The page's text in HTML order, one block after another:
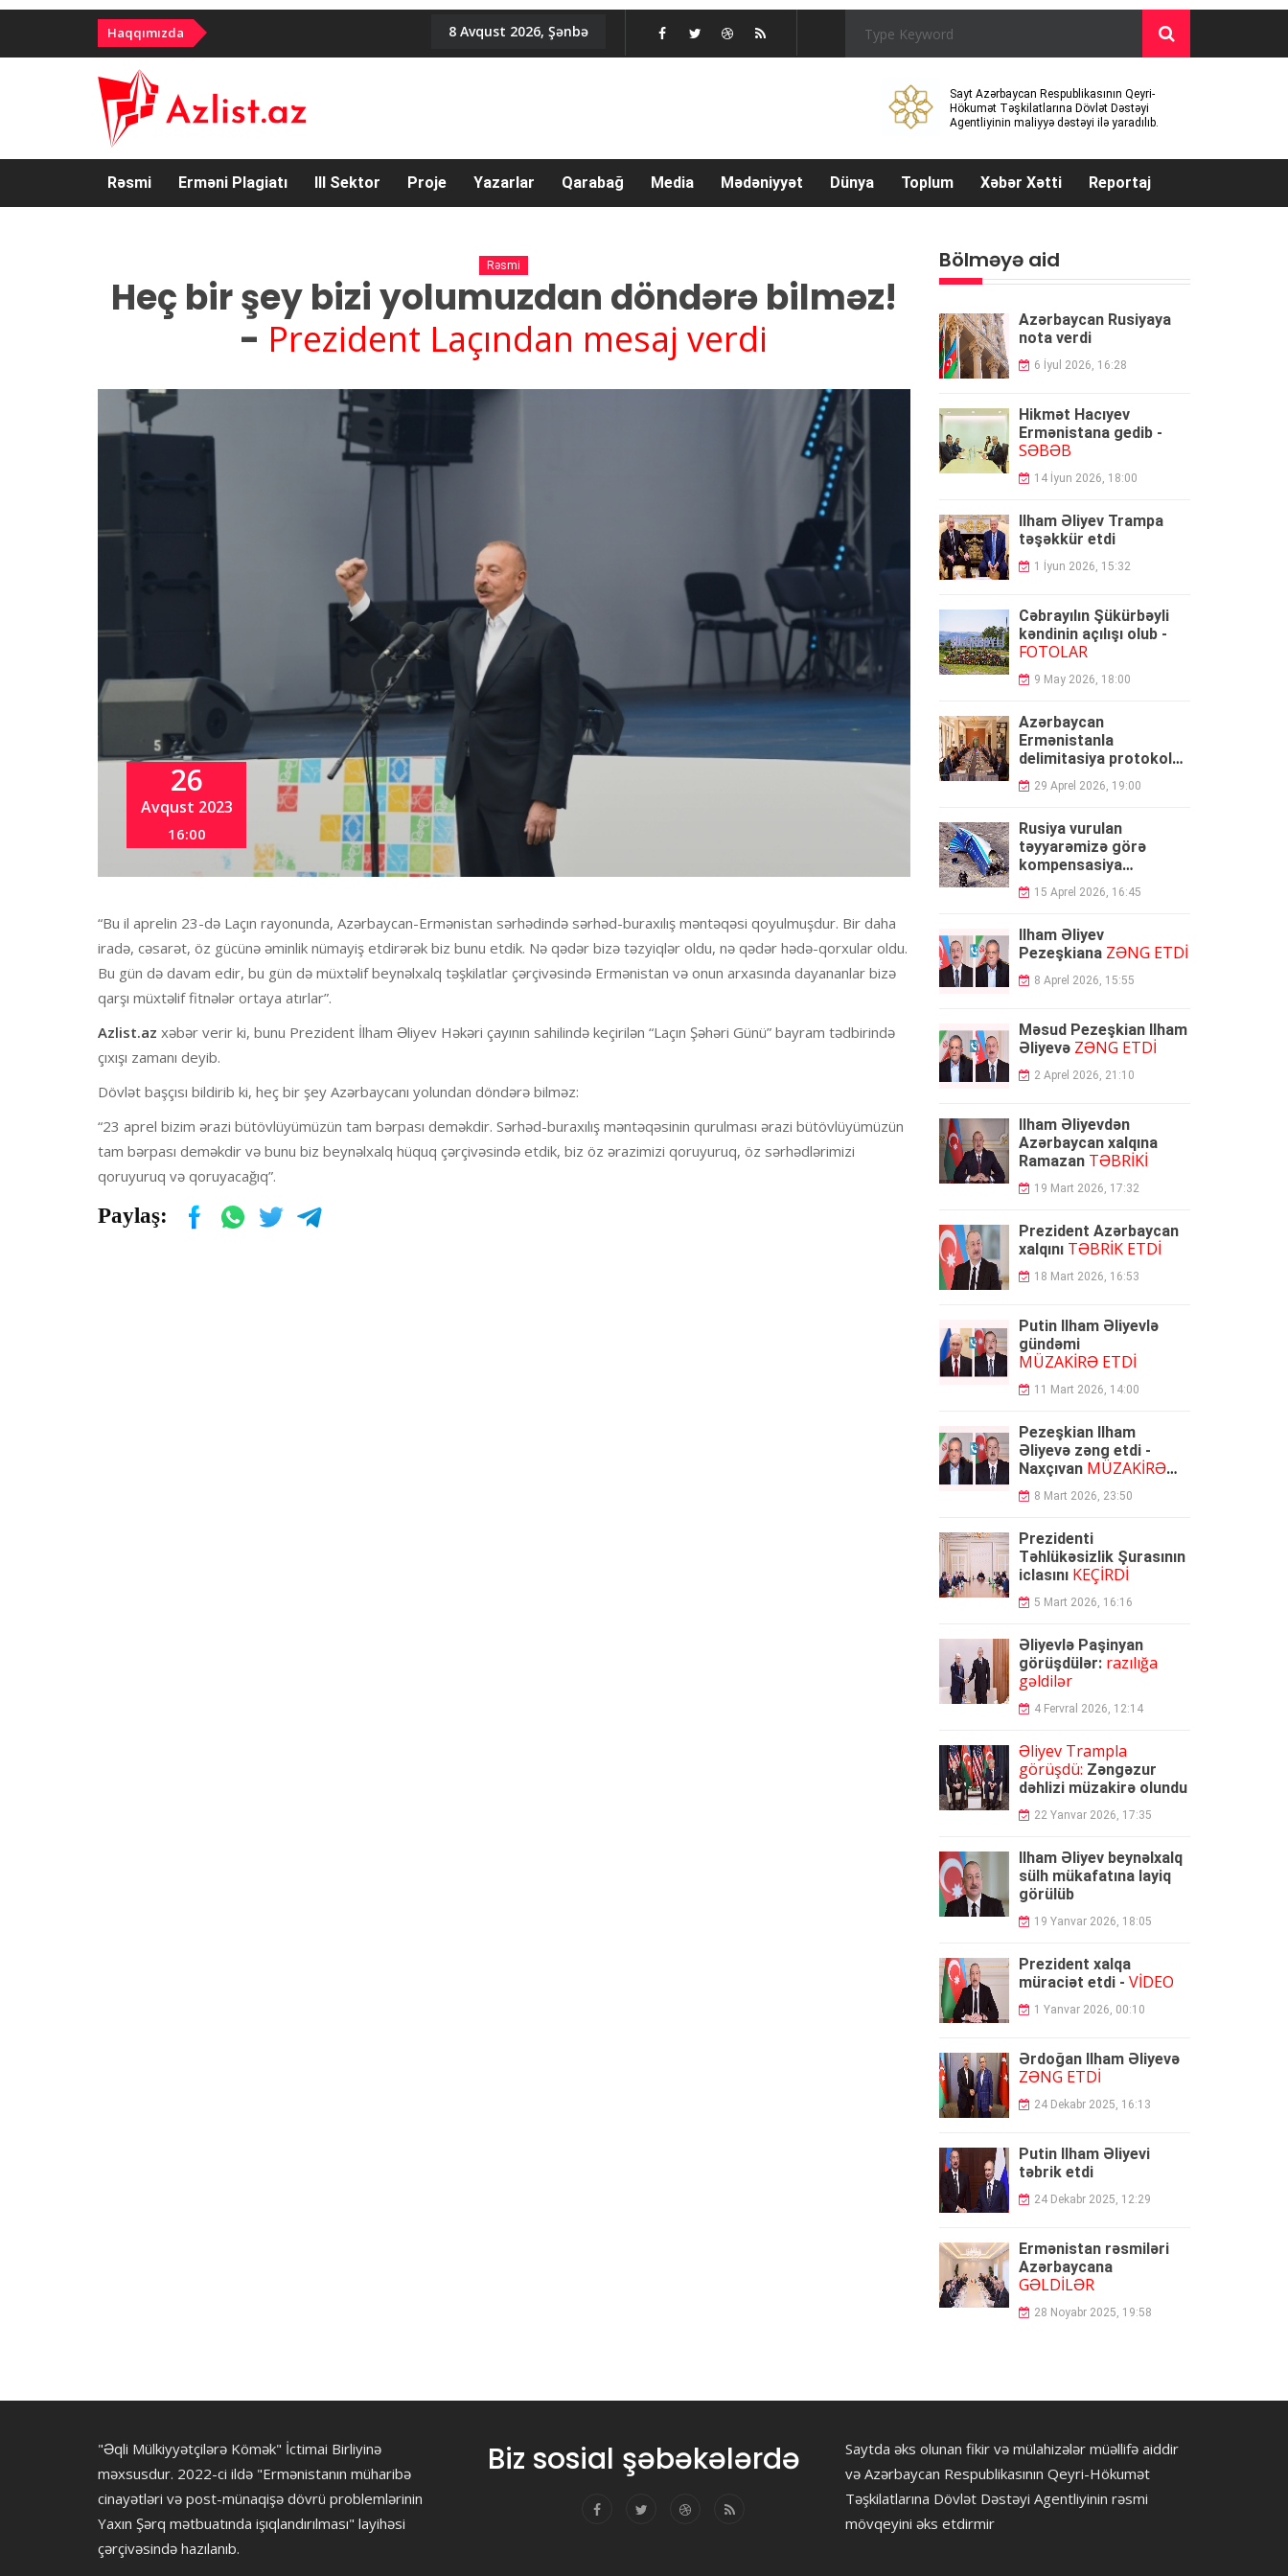
Haqqımızda 8 Avqust 2026, Şənbə
Sayt Azərbaycan Respublikasının Qeyri-
Hökumət Təşkilatlarına Dövlət Dəstəyi
Agentliyinin maliyyə dəstəyi ilə yaradılıb.
Rəsmi Erməni Plagiatı III Sektor Proje Yazarlar Qarabağ Media Mədəniyyət Dünya Toplum Xəbər Xətti Reportaj
Rəsmi
Heç bir şey bizi yolumuzdan döndərə bilməz!
- Prezident Laçından mesaj verdi
26
Avqust 2023
16:00
“Bu il aprelin 23-də Laçın rayonunda, Azərbaycan-Ermənistan sərhədində sərhəd-buraxılış məntəqəsi qoyulmuşdur. Bir daha
iradə, cəsarət, öz gücünə əminlik nümayiş etdirərək biz bunu etdik. Nə qədər bizə təzyiqlər oldu, nə qədər hədə-qorxular oldu.
Bu gün də davam edir, bu gün də müxtəlif beynəlxalq təşkilatlar çərçivəsində Ermənistan və onun arxasında dayananlar bizə
qarşı müxtəlif fitnələr ortaya atırlar”.
Azlist.az xəbər verir ki, bunu Prezident İlham Əliyev Həkəri çayının sahilində keçirilən “Laçın Şəhəri Günü” bayram tədbirində
çıxışı zamanı deyib.
Dövlət başçısı bildirib ki, heç bir şey Azərbaycanı yolundan döndərə bilməz:
“23 aprel bizim ərazi bütövlüyümüzün tam bərpası deməkdir. Sərhəd-buraxılış məntəqəsinin qurulması ərazi bütövlüyümüzün
tam bərpası deməkdir və bunu biz beynəlxalq hüquq çərçivəsində etdik, biz öz ərazimizi qoruyuruq, öz sərhədlərimizi
qoruyuruq və qoruyacağıq”.
Paylaş:
Bölməyə aid
Azərbaycan Rusiyaya
nota verdi
6 İyul 2026, 16:28
Hikmət Hacıyev
Ermənistana gedib -
SƏBƏB
14 İyun 2026, 18:00
İlham Əliyev Trampa
təşəkkür etdi
1 İyun 2026, 15:32
Cəbrayılın Şükürbəyli
kəndinin açılışı olub -
FOTOLAR
9 May 2026, 18:00
Azərbaycan
Ermənistanla
delimitasiya protokolu
umzaladı
29 Aprel 2026, 19:00
Rusiya vurulan
təyyarəmizə görə
kompensasiya
ödəyəcək
15 Aprel 2026, 16:45
İlham Əliyev
Pezeşkiana ZƏNG ETDİ
8 Aprel 2026, 15:55
Məsud Pezeşkian İlham
Əliyevə ZƏNG ETDİ
2 Aprel 2026, 21:10
İlham Əliyevdən
Azərbaycan xalqına
Ramazan TƏBRİKİ
19 Mart 2026, 17:32
Prezident Azərbaycan
xalqını TƏBRİK ETDİ
18 Mart 2026, 16:53
Putin İlham Əliyevlə
gündəmi
MÜZAKİRƏ ETDİ
11 Mart 2026, 14:00
Pezeşkian İlham
Əliyevə zəng etdi -
Naxçıvan MÜZAKİRƏ
OLUNDU
8 Mart 2026, 23:50
Prezidenti
Təhlükəsizlik Şurasının
iclasınıKEÇİRDİ
5 Mart 2026, 16:16
Əliyevlə Paşinyan
görüşdülər: razılığa
gəldilər
4 Fervral 2026, 12:14
Əliyev Trampla
görüşdü: Zəngəzur
dəhlizi müzakirə olundu
22 Yanvar 2026, 17:35
İlham Əliyev beynəlxalq
sülh mükafatına layiq
görülüb
19 Yanvar 2026, 18:05
Prezident xalqa
müraciət etdi - VİDEO
1 Yanvar 2026, 00:10
Ərdoğan İlham Əliyevə
ZƏNG ETDİ
24 Dekabr 2025, 16:13
Putin İlham Əliyevi
təbrik etdi
24 Dekabr 2025, 12:29
Ermənistan rəsmiləri
Azərbaycana
GƏLDİLƏR
28 Noyabr 2025, 19:58
"Əqli Mülkiyyətçilərə Kömək" İctimai Birliyinə
məxsusdur. 2022-ci ildə "Ermənistanın müharibə
cinayətləri və post-münaqişə dövrü problemlərinin
Yaxın Şərq mətbuatında işıqlandırılması" layihəsi
çərçivəsində hazılanıb.
Biz sosial şəbəkələrdə
Saytda əks olunan fikir və mülahizələr müəllifə aiddir
və Azərbaycan Respublikasının Qeyri-Hökumət
Təşkilatlarına Dövlət Dəstəyi Agentliyinin rəsmi
mövqeyini əks etdirmir